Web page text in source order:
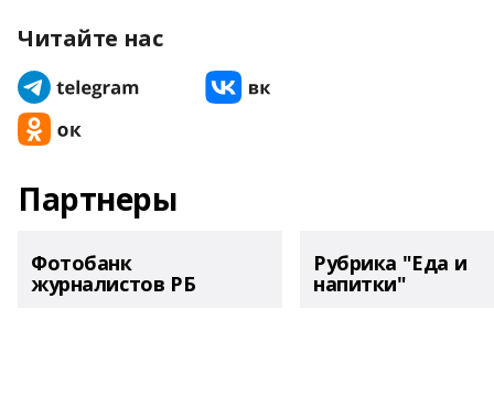
Читайте нас
Партнеры
Фотобанк
журналистов РБ
Рубрика "Еда и
напитки"